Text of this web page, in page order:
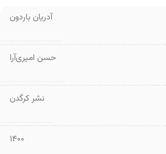
آدریان باردون
حسن امیری‌آرا
نشر کرگدن
1400